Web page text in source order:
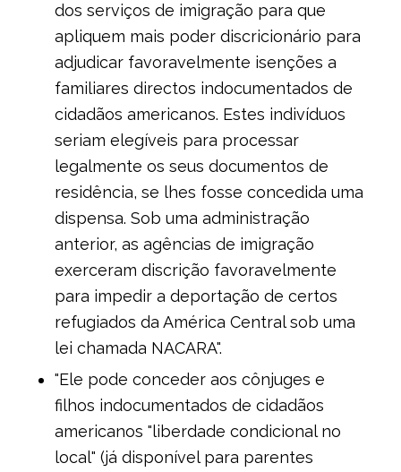
dos serviços de imigração para que
apliquem mais poder discricionário para
adjudicar favoravelmente isenções a
familiares directos indocumentados de
cidadãos americanos. Estes indivíduos
seriam elegíveis para processar
legalmente os seus documentos de
residência, se lhes fosse concedida uma
dispensa. Sob uma administração
anterior, as agências de imigração
exerceram discrição favoravelmente
para impedir a deportação de certos
refugiados da América Central sob uma
lei chamada NACARA".
"Ele pode conceder aos cônjuges e
filhos indocumentados de cidadãos
americanos "liberdade condicional no
local" (já disponível para parentes